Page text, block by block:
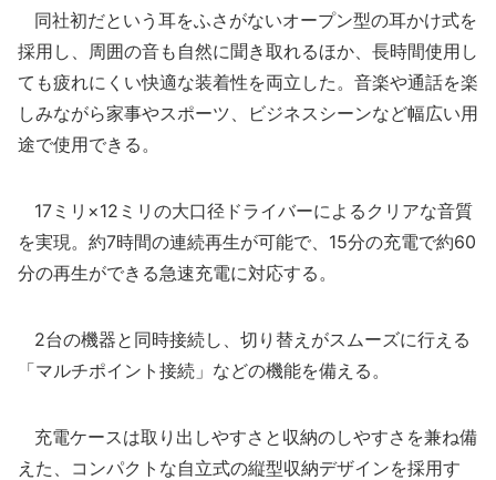
同社初だという耳をふさがないオープン型の耳かけ式を
採用し、周囲の音も自然に聞き取れるほか、長時間使用し
ても疲れにくい快適な装着性を両立した。音楽や通話を楽
しみながら家事やスポーツ、ビジネスシーンなど幅広い用
途で使用できる。
17ミリ×12ミリの大口径ドライバーによるクリアな音質
を実現。約7時間の連続再生が可能で、15分の充電で約60
分の再生ができる急速充電に対応する。
2台の機器と同時接続し、切り替えがスムーズに行える
「マルチポイント接続」などの機能を備える。
充電ケースは取り出しやすさと収納のしやすさを兼ね備
えた、コンパクトな自立式の縦型収納デザインを採用す